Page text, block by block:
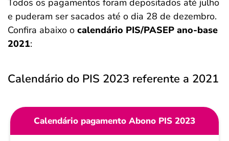
Todos os pagamentos foram depositados até julho
e puderam ser sacados até o dia 28 de dezembro.
Confira abaixo o calendário PIS/PASEP ano-base
2021:
Calendário do PIS 2023 referente a 2021
Calendário pagamento Abono PIS 2023